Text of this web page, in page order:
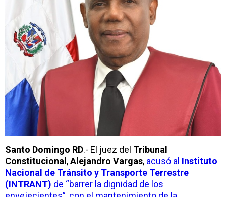
Santo Domingo RD.- El juez del Tribunal
Constitucional ,Alejandro Vargas, acusó al Instituto
Nacional de Tránsito y Transporte Terrestre
(INTRANT) de “barrer la dignidad de los